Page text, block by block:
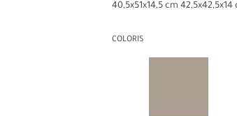
40,5x51x14,5 cm 42,5x42,5x14
COLORIS